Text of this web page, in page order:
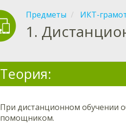
Предметы ИКТ-
1.
Теория:
При дистанционном обучении
помощником.